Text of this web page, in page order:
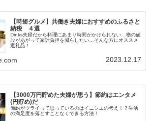
【時短グルメ】共働き夫婦におすすめのふるさと
納税 ４選
Dinks夫婦だから料理にあまり時間がかけられない…物の値
段があがって家計負担を減らしたい…そんな方にオススメ
返礼品！
2023.12.17
【3000万円貯めた夫婦が思う】節約はエンタメ
(円貯め)だ
節約がツライって思っているのはイニシエの考え！？生活
の満足度を落とすことなくできる方法！